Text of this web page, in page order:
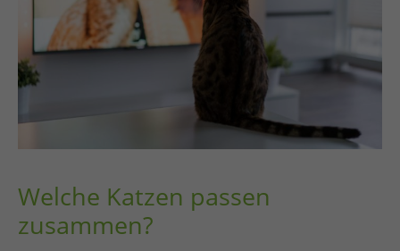
Welche Katzen passen
zusammen?